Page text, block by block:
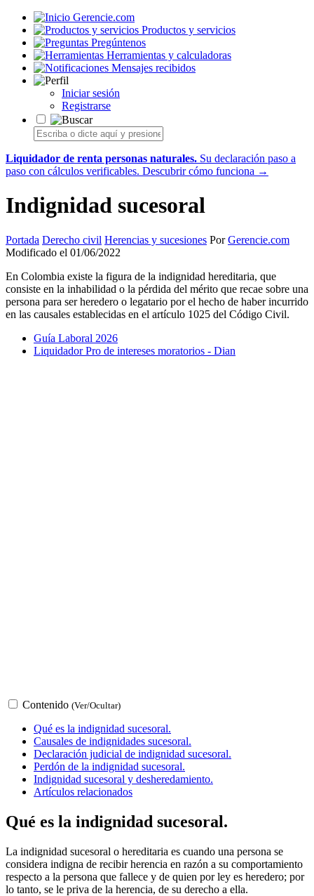
Gerencie.com
Productos y servicios
Pregúntenos
Herramientas y calculadoras
Mensajes recibidos
Iniciar sesión
Registrarse
Liquidador de renta personas naturales. Su declaración paso a
paso con cálculos verificables. Descubrir cómo funciona →
Indignidad sucesoral
Portada Derecho civil Herencias y sucesiones PorGerencie.com
Modificado el 01/06/2022
En Colombia existe la figura de la indignidad hereditaria, que
consiste en la inhabilidad o la pérdida del mérito que recae sobre una
persona para ser heredero o legatario por el hecho de haber incurrido
en las causales establecidas en el artículo 1025 del Código Civil.
Guía Laboral 2026
Liquidador Pro de intereses moratorios - Dian
Contenido (Ver/Ocultar)
Qué es la indignidad sucesoral.
Causales de indignidades sucesoral.
Declaración judicial de indignidad sucesoral.
Perdón de la indignidad sucesoral.
Indignidad sucesoral y desheredamiento.
Artículos relacionados
Qué es la indignidad sucesoral.
La indignidad sucesoral o hereditaria es cuando una persona se
considera indigna de recibir herencia en razón a su comportamiento
respecto a la persona que fallece y de quien por ley es heredero; por
lo tanto, se le priva de la herencia, de su derecho a ella.